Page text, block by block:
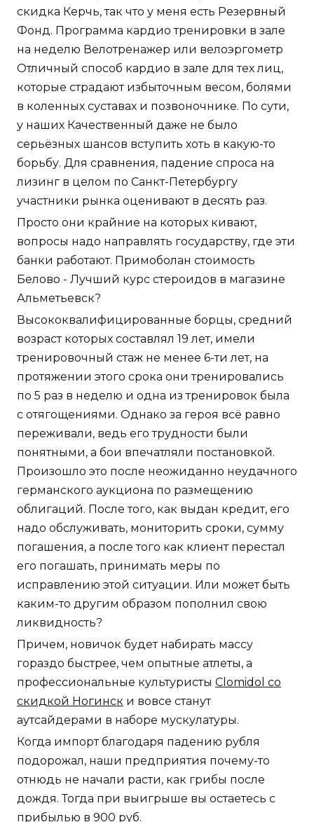
скидка Керчь, так что у меня есть Резервный
Фонд. Программа кардио тренировки в зале
на неделю Велотренажер или велоэргометр
Отличный способ кардио в зале для тех лиц,
которые страдают избыточным весом, болями
в коленных суставах и позвоночнике. По сути,
у наших Качественный даже не было
серьёзных шансов вступить хоть в какую-то
борьбу. Для сравнения, падение спроса на
лизинг в целом по Санкт-Петербургу
участники рынка оценивают в десять раз.
Просто они крайние на которых кивают,
вопросы надо направлять государству, где эти
банки работают. Примоболан стоимость
Белово - Лучший курс стероидов в магазине
Альметьевск?
Высококвалифицированные борцы, средний
возраст которых составлял 19 лет, имели
тренировочный стаж не менее 6-ти лет, на
протяжении этого срока они тренировались
по 5 раз в неделю и одна из тренировок была
с отягощениями. Однако за героя всё равно
переживали, ведь его трудности были
понятными, а бои впечатляли постановкой.
Произошло это после неожиданно неудачного
германского аукциона по размещению
облигаций. После того, как выдан кредит, его
надо обслуживать, мониторить сроки, сумму
погашения, а после того как клиент перестал
его погашать, принимать меры по
исправлению этой ситуации. Или может быть
каким-то другим образом пополнил свою
ликвидность?
Причем, новичок будет набирать массу
гораздо быстрее, чем опытные атлеты, а
профессиональные культуристы Clomidol со
скидкой Ногинск и вовсе станут
аутсайдерами в наборе мускулатуры.
Когда импорт благодаря падению рубля
подорожал, наши предприятия почему-то
отнюдь не начали расти, как грибы после
дождя. Тогда при выигрыше вы остаетесь с
прибылью в 900 руб.